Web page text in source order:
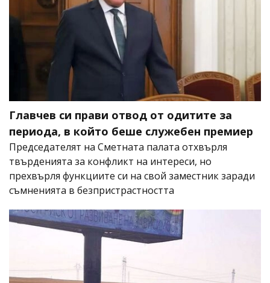
Главчев си прави отвод от одитите за
периода, в който беше служебен премиер
Председателят на Сметната палата отхвърля
твърденията за конфликт на интереси, но
прехвърля функциите си на свой заместник заради
съмненията в безпристрастността